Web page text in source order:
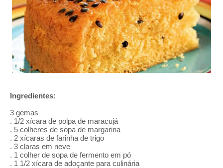
Ingredientes:
3 gemas
. 1/2 xícara de polpa de maracujá
. 5 colheres de sopa de margarina
. 2 xícaras de farinha de trigo
. 3 claras em neve
. 1 colher de sopa de fermento em pó
. 1 1/2 xícara de adoçante para culinária